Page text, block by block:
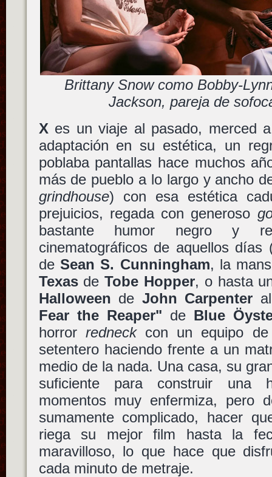
Brittany Snow como Bobby-
Jackson, pareja de
X es un viaje al pasado, merced
adaptación en su estética, un
poblaba pantallas hace muchos
más de pueblo a lo largo y ancho
grindhouse) con esa estética
prejuicios, regada con generoso
bastante humor negro y
cinematográficos de aquellos
de Sean S. Cunningham, la
Texas deTobe Hopper, o hasta
Halloween de John Carpenter
Fear the Reaper" de Blue
horror redneckcon un equipo de
setentero haciendo frente a un
medio de la nada. Una casa, su
suficiente para construir una
momentos muy enfermiza, pero
sumamente complicado, hacer
riega su mejor film hasta la
maravilloso, lo que hace que
cada minuto de metraje.